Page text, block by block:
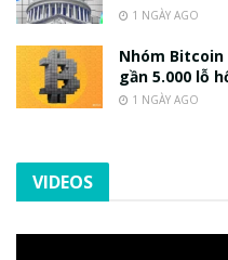
1 NGÀY AGO
Nhóm
gần 5.000 lỗ
1 NGÀY AGO
VIDEOS